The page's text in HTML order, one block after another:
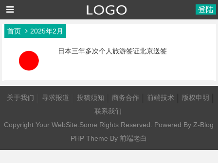
登陆
首页 2025年2月
日本三年多次个人旅游签证北京送签
关于我们 寻求报道 投稿须知 商务合作 前端技术
版权申明
联系我们
Copyright Your WebSite.Some Rights Reserved. Powered By Z-Blog
PHP Theme By前端老白